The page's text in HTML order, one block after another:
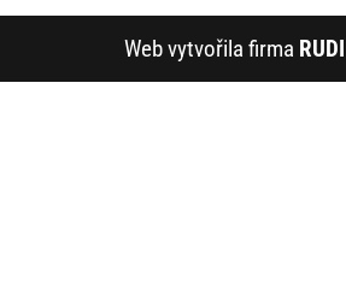
Web vytvořila firma RUDI